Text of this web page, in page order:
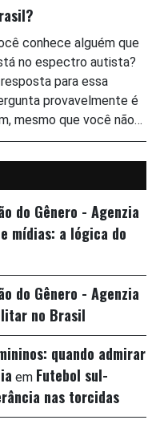
conhece alguém que
no espectro autista?
para essa
provavelmente é
mesmo que você não…
do Gênero - Agenzia
mídias: a lógica do
do Gênero - Agenzia
no Brasil
quando admirar
em Futebol sul-
nas torcidas